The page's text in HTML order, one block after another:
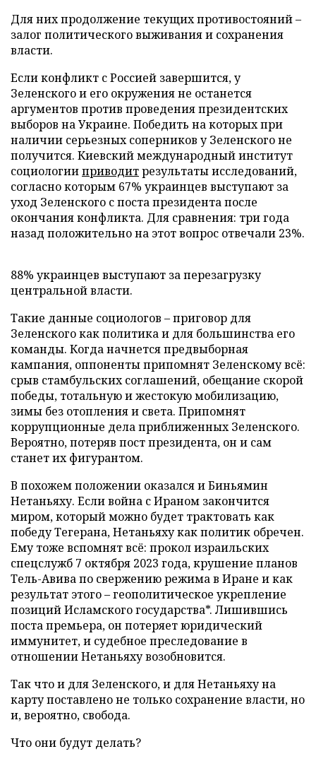
Для них продолжение текущих противостояний –
залог политического выживания и сохранения
власти.
Если конфликт с Россией завершится, у
Зеленского и его окружения не останется
аргументов против проведения президентских
выборов на Украине. Победить на которых при
наличии серьезных соперников у Зеленского не
получится. Киевский международный институт
социологииприводитрезультаты исследований,
согласно которым 67% украинцев выступают за
уход Зеленского с поста президента после
окончания конфликта. Для сравнения: три года
назад положительно на этот вопрос отвечали 23%.
88% украинцев выступают за перезагрузку
центральной власти.
Такие данные социологов – приговор для
Зеленского как политика и для большинства его
команды. Когда начнется предвыборная
кампания, оппоненты припомнят Зеленскому всё:
срыв стамбульских соглашений, обещание скорой
победы, тотальную и жестокую мобилизацию,
зимы без отопления и света. Припомнят
коррупционные дела приближенных Зеленского.
Вероятно, потеряв пост президента, он и сам
станет их фигурантом.
В похожем положении оказался и Биньямин
Нетаньяху. Если война с Ираном закончится
миром, который можно будет трактовать как
победу Тегерана, Нетаньяху как политик обречен.
Ему тоже вспомнят всё: прокол израильских
спецслужб 7 октября 2023 года, крушение планов
Тель-Авива по свержению режима в Иране и как
результат этого – геополитическое укрепление
позиций Исламского государства*. Лишившись
поста премьера, он потеряет юридический
иммунитет, и судебное преследование в
отношении Нетаньяху возобновится.
Так что и для Зеленского, и для Нетаньяху на
карту поставлено не только сохранение власти, но
и, вероятно, свобода.
Что они будут делать?